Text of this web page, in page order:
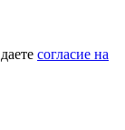
согласие на